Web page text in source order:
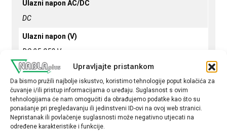
Upravljajte pristankom
Da bismo pružili najbolje iskustvo, koristimo tehnologije poput kolačića za
čuvanje i/ili pristup informacijama o uređaju. Suglasnost s ovim
tehnologijama će nam omogućiti da obrađujemo podatke kao što su
ponašanje pri pregledavanju ili jedinstveni ID-ovi na ovoj web stranici.
Nepristanak ili povlačenje suglasnosti može negativno utjecati na
određene karakteristike i funkcije.
Ulazni napon AC/DC
DC
Ulazni napon (V)
DC 95-250 V
Podesivi izlazni napon
Da
Izlazni napon (V DC)
24